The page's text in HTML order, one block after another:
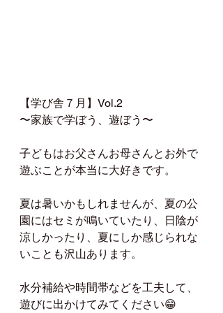
【学び舎７月】Vol.2
〜家族で学ぼう、遊ぼう〜
子どもはお父さんお母さんとお外で
遊ぶことが本当に大好きです。
夏は暑いかもしれませんが、夏の公
園にはセミが鳴いていたり、日陰が
涼しかったり、夏にしか感じられな
いことも沢山あります。
水分補給や時間帯などを工夫して、
遊びに出かけてみてください😁